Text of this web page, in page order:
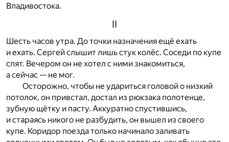
Владивостока.
II
Шесть часов утра. До точки назначения ещё ехать
и ехать. Сергей слышит лишь стук колёс. Соседи по купе
спят. Вечером он не хотел с ними знакомиться,
а сейчас — не мог.
Осторожно, чтобы не удариться головой о низкий
потолок, он привстал, достал из рюкзака полотенце,
зубную щётку и пасту. Аккуратно спустившись,
и стараясь никого не разбудить, он вышел из своего
купе. Коридор поезда только начинало заливать